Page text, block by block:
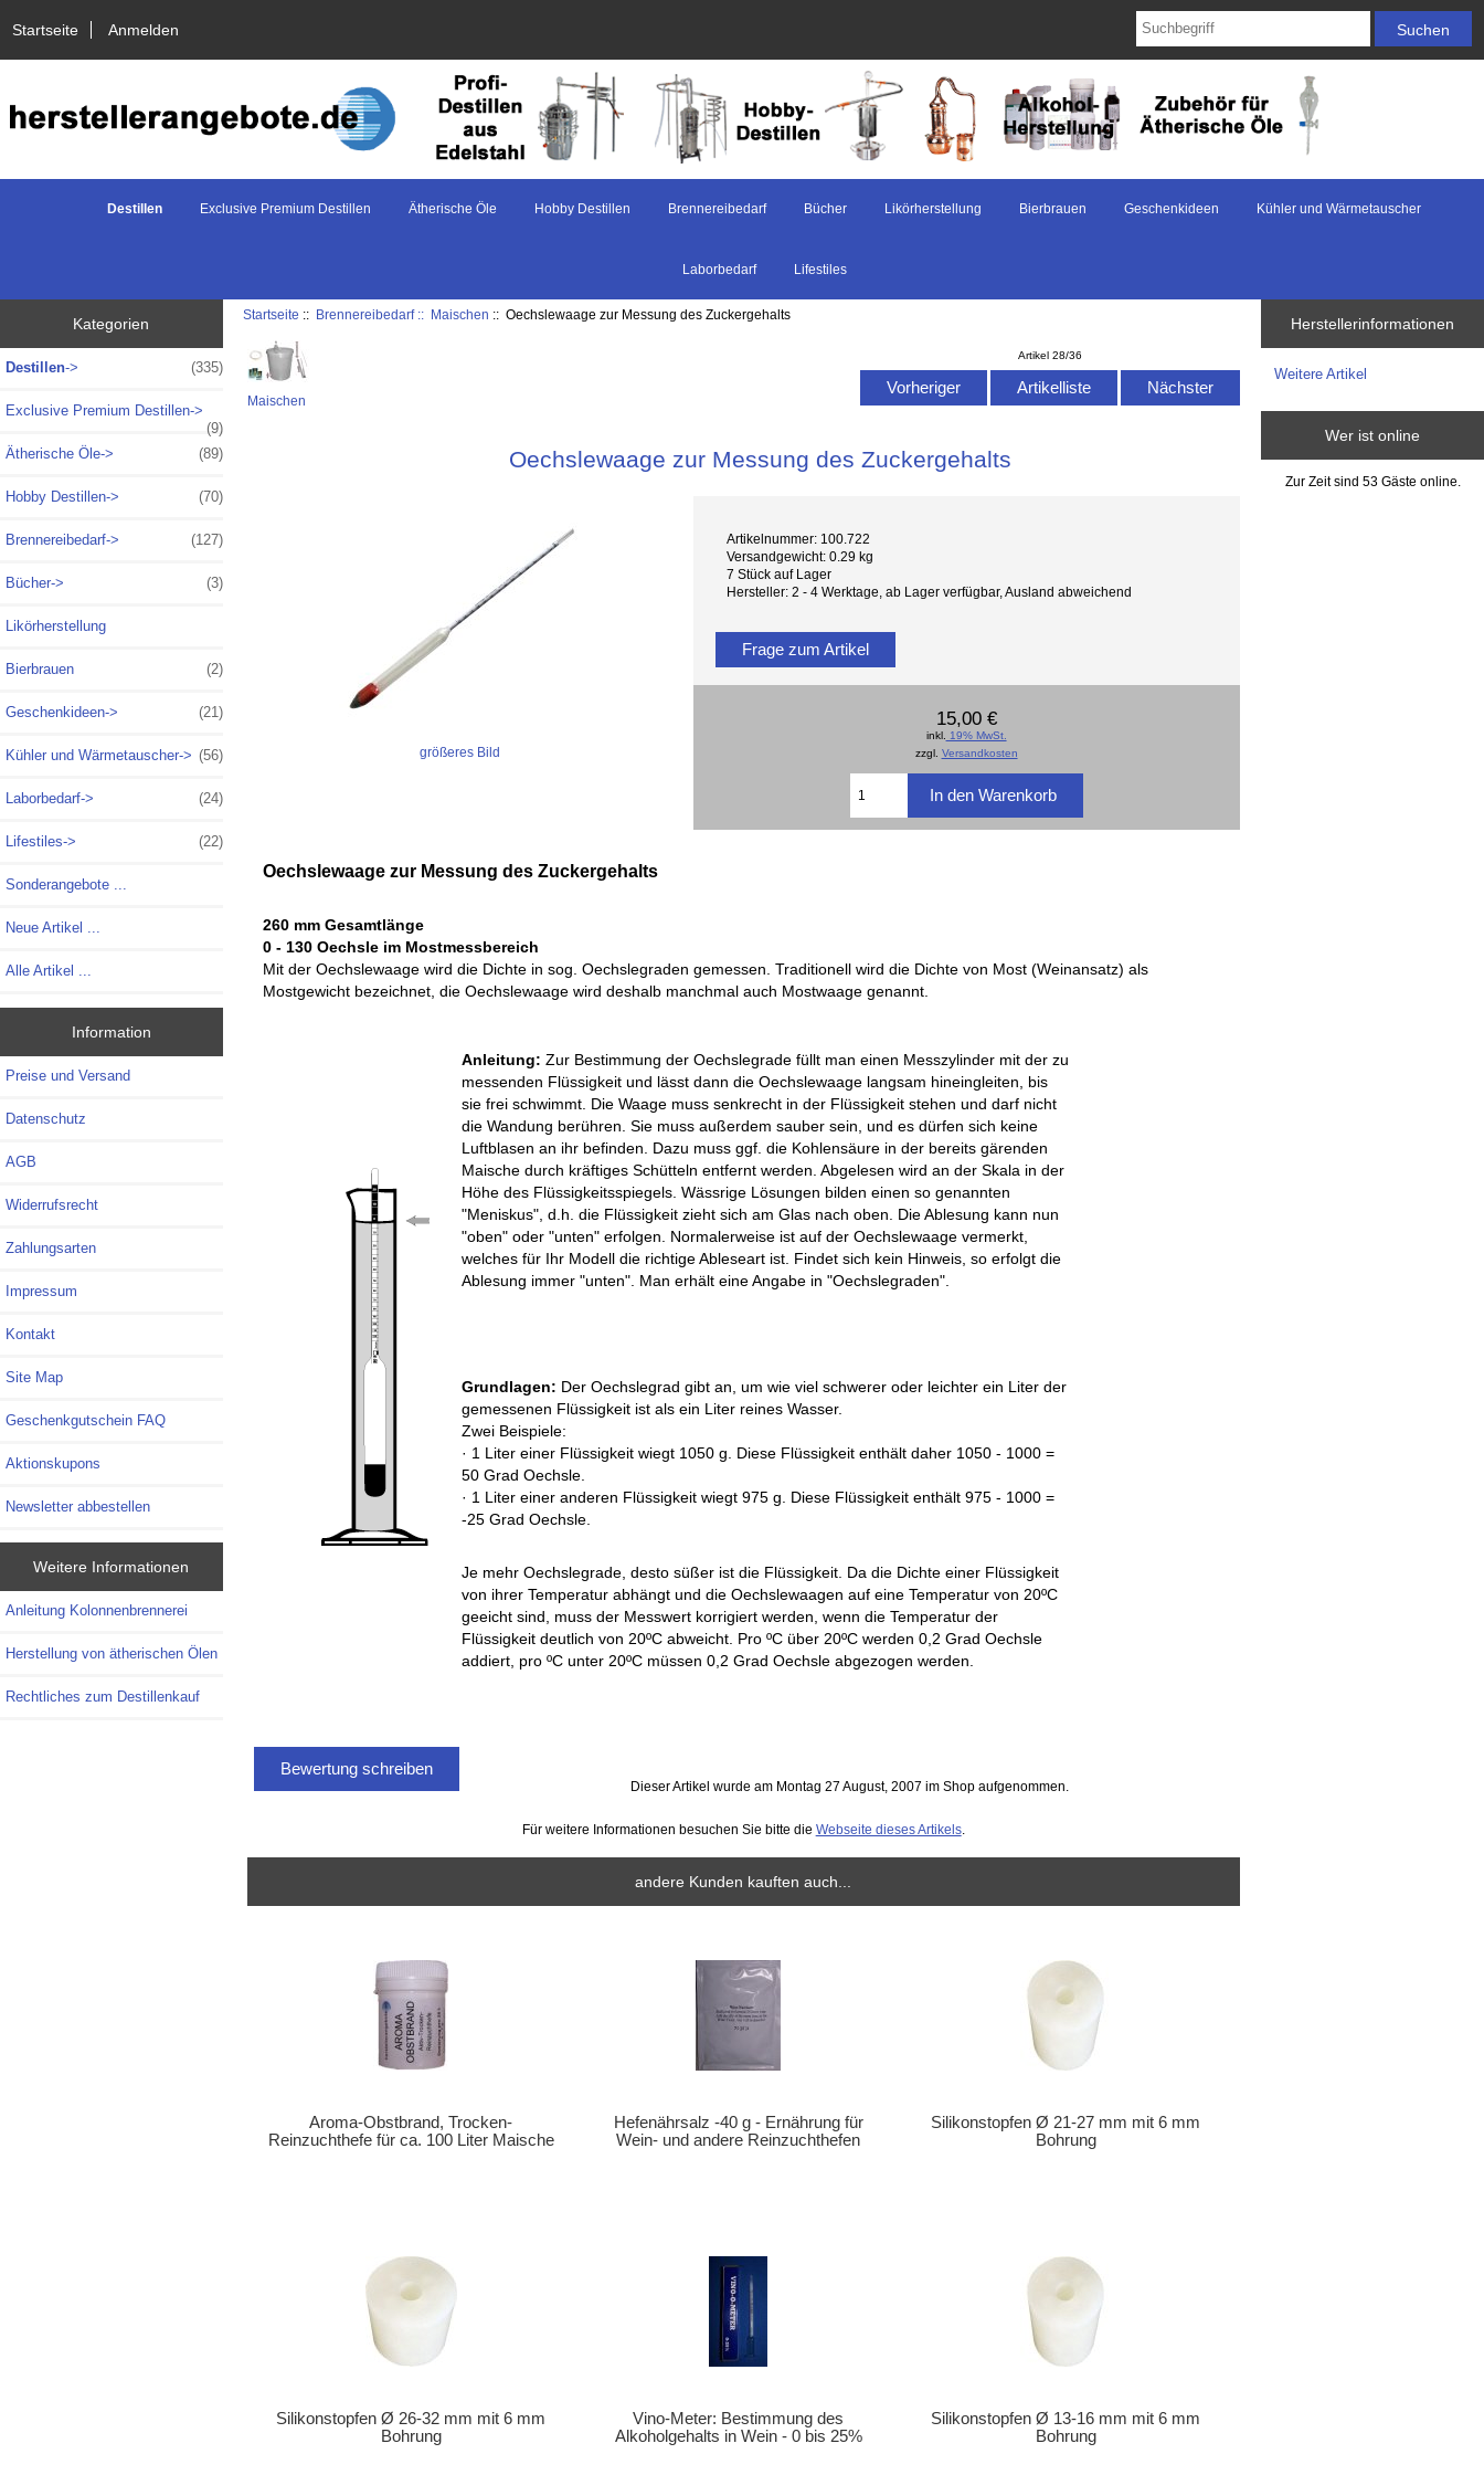
Startseite Anmelden
Destillen Exclusive Premium Destillen Ätherische Öle Hobby Destillen Brennereibedarf Bücher Likörherstellung Bierbrauen Geschenkideen Kühler und Wärmetauscher
Laborbedarf Lifestiles
Kategorien
Destillen-> (335)
Exclusive Premium Destillen->
(9)
Ätherische Öle->
(89)
Hobby Destillen-> (70)
Brennereibedarf-> (127)
Bücher-> (3)
Likörherstellung
Bierbrauen (2)
Geschenkideen-> (21)
Kühler und Wärmetauscher-> (56)
Laborbedarf-> (24)
Lifestiles-> (22)
Sonderangebote ...
Neue Artikel ...
Alle Artikel ...
Information
Preise und Versand
Datenschutz
AGB
Widerrufsrecht
Zahlungsarten
Impressum
Kontakt
Site Map
Geschenkgutschein FAQ
Aktionskupons
Newsletter abbestellen
Weitere Informationen
Anleitung Kolonnenbrennerei
Herstellung von ätherischen Ölen
Rechtliches zum Destillenkauf
Startseite :: Brennereibedarf :: Maischen :: Oechslewaage zur Messung des Zuckergehalts
Maischen
Artikel 28/36
Vorheriger Artikelliste Nächster
Oechslewaage zur Messung des Zuckergehalts
größeres Bild
Artikelnummer: 100.722
Versandgewicht: 0.29 kg
7 Stück auf Lager
Hersteller: 2 - 4 Werktage, ab Lager verfügbar, Ausland abweichend
Frage zum Artikel
15,00 €
inkl.
19% MwSt.
zzgl. Versandkosten
Oechslewaage zur Messung des Zuckergehalts
260 mm Gesamtlänge
0 - 130 Oechsle im Mostmessbereich
Mit der Oechslewaage wird die Dichte in sog. Oechslegraden gemessen. Traditionell wird die Dichte von Most (Weinansatz) als
Mostgewicht bezeichnet, die Oechslewaage wird deshalb manchmal auch Mostwaage genannt.
Anleitung: Zur Bestimmung der Oechslegrade füllt man einen Messzylinder mit der zu
messenden Flüssigkeit und lässt dann die Oechslewaage langsam hineingleiten, bis
sie frei schwimmt. Die Waage muss senkrecht in der Flüssigkeit stehen und darf nicht
die Wandung berühren. Sie muss außerdem sauber sein, und es dürfen sich keine
Luftblasen an ihr befinden. Dazu muss ggf. die Kohlensäure in der bereits gärenden
Maische durch kräftiges Schütteln entfernt werden. Abgelesen wird an der Skala in der
Höhe des Flüssigkeitsspiegels. Wässrige Lösungen bilden einen so genannten
"Meniskus", d.h. die Flüssigkeit zieht sich am Glas nach oben. Die Ablesung kann nun
"oben" oder "unten" erfolgen. Normalerweise ist auf der Oechslewaage vermerkt,
welches für Ihr Modell die richtige Ableseart ist. Findet sich kein Hinweis, so erfolgt die
Ablesung immer "unten". Man erhält eine Angabe in "Oechslegraden".
Grundlagen: Der Oechslegrad gibt an, um wie viel schwerer oder leichter ein Liter der
gemessenen Flüssigkeit ist als ein Liter reines Wasser.
Zwei Beispiele:
· 1 Liter einer Flüssigkeit wiegt 1050 g. Diese Flüssigkeit enthält daher 1050 - 1000 =
50 Grad Oechsle.
· 1 Liter einer anderen Flüssigkeit wiegt 975 g. Diese Flüssigkeit enthält 975 - 1000 =
-25 Grad Oechsle.
Je mehr Oechslegrade, desto süßer ist die Flüssigkeit. Da die Dichte einer Flüssigkeit
von ihrer Temperatur abhängt und die Oechslewaagen auf eine Temperatur von 20ºC
geeicht sind, muss der Messwert korrigiert werden, wenn die Temperatur der
Flüssigkeit deutlich von 20ºC abweicht. Pro ºC über 20ºC werden 0,2 Grad Oechsle
addiert, pro ºC unter 20ºC müssen 0,2 Grad Oechsle abgezogen werden.
Bewertung schreiben
Dieser Artikel wurde am Montag 27 August, 2007 im Shop aufgenommen.
Für weitere Informationen besuchen Sie bitte die Webseite dieses Artikels.
andere Kunden kauften auch...
Aroma-Obstbrand, Trocken-
Reinzuchthefe für ca. 100 Liter Maische
Hefenährsalz -40 g - Ernährung für
Wein- und andere Reinzuchthefen
Silikonstopfen Ø 21-27 mm mit 6 mm
Bohrung
Silikonstopfen Ø 26-32 mm mit 6 mm
Bohrung
Vino-Meter: Bestimmung des
Alkoholgehalts in Wein - 0 bis 25%
Silikonstopfen Ø 13-16 mm mit 6 mm
Bohrung
Herstellerinformationen
Weitere Artikel
Wer ist online
Zur Zeit sind 53 Gäste online.